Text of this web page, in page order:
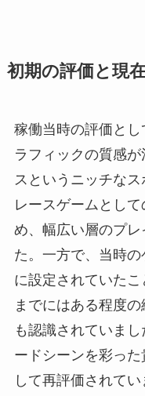
初期の評価と現
稼働当時の評価と
ラフィックの質感
スというニッチなス
レースゲームとし
め、幅広い層のプ
た。一方で、当時
に設定されていた
までにはある程度
も認識されていま
ードシーンを彩っ
して再評価されて